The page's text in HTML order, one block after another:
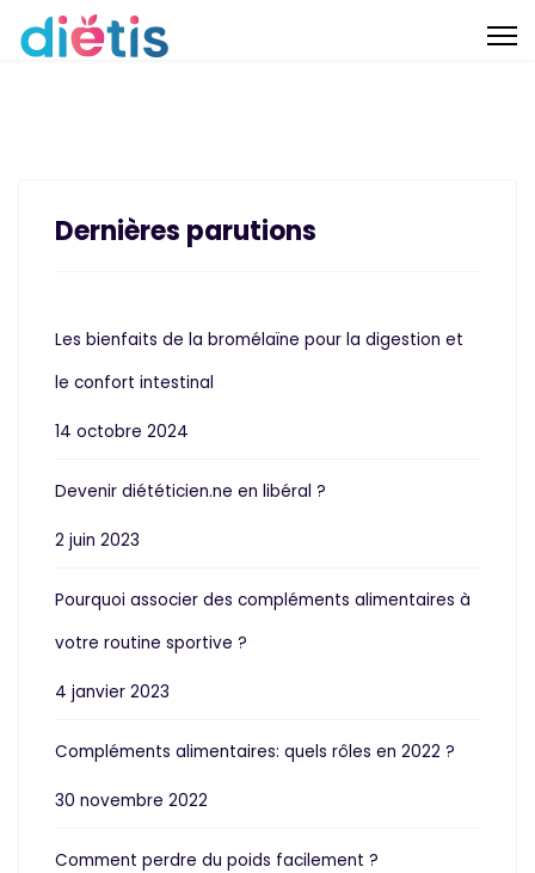
Dernières parutions
Les bienfaits de la bromélaïne pour la digestion et
le confort intestinal
14 octobre 2024
Devenir diététicien.ne en libéral ?
2 juin 2023
Pourquoi associer des compléments alimentaires à
votre routine sportive ?
4 janvier 2023
Compléments alimentaires: quels rôles en 2022 ?
30 novembre 2022
Comment perdre du poids facilement ?